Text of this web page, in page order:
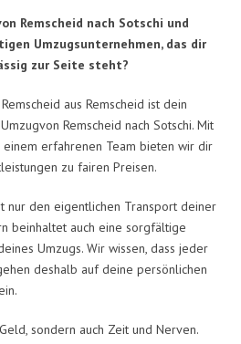
Remscheid nach Sotschi und
Umzugsunternehmen, das dir
zur Seite steht?
aus Remscheid ist dein
von Remscheid nach Sotschi. Mit
erfahrenen Team bieten wir dir
zu fairen Preisen.
nur den eigentlichen Transport deiner
beinhaltet auch eine sorgfältige
Umzugs. Wir wissen, dass jeder
deshalb auf deine persönlichen
sondern auch Zeit und Nerven.